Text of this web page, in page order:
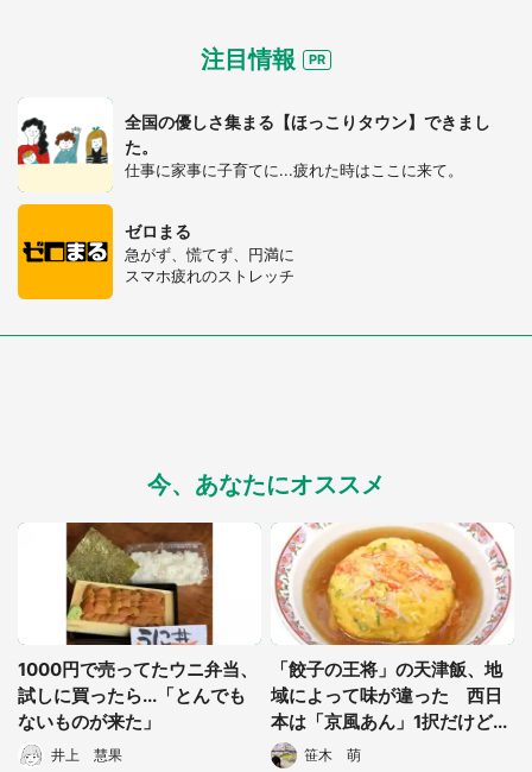
注目情報
全国の優しさ集まる【ほっこりタウン】できまし
た。
仕事に家事に子育てに...疲れた時はここに来て。
ゼロまる
急がず、慌てず、円満に
スマホ疲れのストレッチ
今、あなたにオススメ
1000円で売ってたウニ弁当、
試しに買ったら...「とんでも
ないものが来た」
井上 慧果
「餃子の王将」の天津飯、地
域によって味が違った 西日
本は「京風あん」1択だけど...
笹木 萌